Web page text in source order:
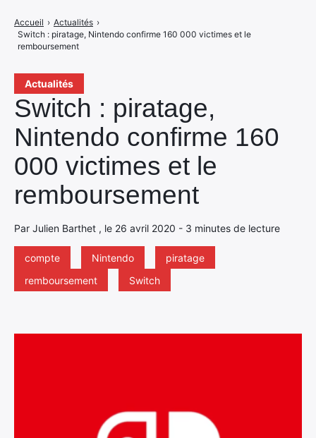
Actualités
Switch : piratage,
Nintendo confirme 160
000 victimes et le
remboursement
Par Julien Barthet , le 26 avril 2020 - 3 minutes de lecture
compte Nintendo
piratage
remboursement
Switch
Accueil › Actualités ›
Switch : piratage, Nintendo confirme 160 000 victimes et le
remboursement